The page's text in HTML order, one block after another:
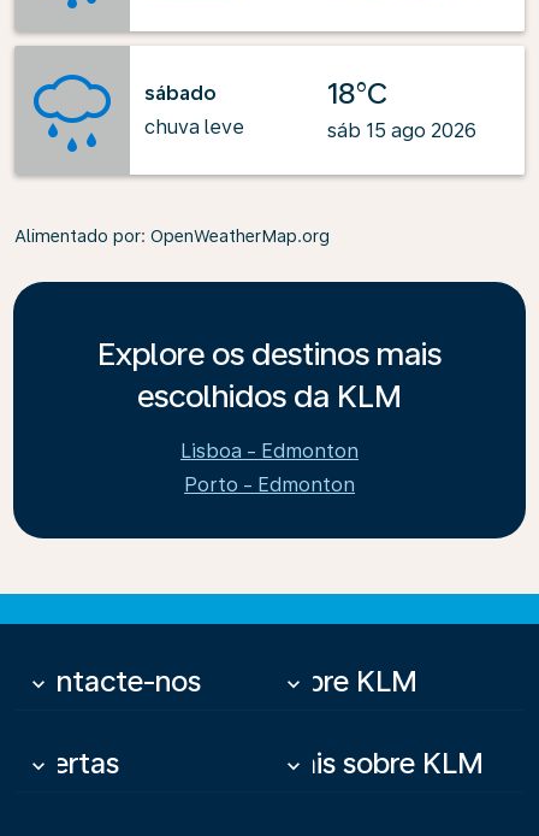
sábado
chuva leve
18°C
sáb 15 ago 2026
Alimentado por: OpenWeatherMap.org
Explore os destinos mais
escolhidos da KLM
Lisboa - Edmonton
Porto - Edmonton
Contacte-nos
keyboard_arrow_down Sobre KLM
keyboard_arrow_down
Ofertas
keyboard_arrow_down Mais sobre KLM
keyboard_arrow_down